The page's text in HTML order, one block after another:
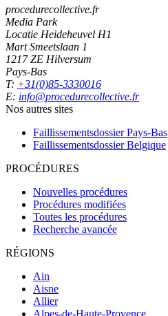
procedurecollective.fr
Media Park
Locatie Heideheuvel H1
Mart Smeetslaan 1
1217 ZE Hilversum
Pays-Bas
T: +31(0)85-3330016
E: info@procedurecollective.fr
Nos autres sites
Faillissementsdossier Pays-Bas
Faillissementsdossier Belgique
PROCÉDURES
Nouvelles procédures
Procédures modifiées
Toutes les procédures
Recherche avancée
RÉGIONS
Ain
Aisne
Allier
Alpes-de-Haute-Provence